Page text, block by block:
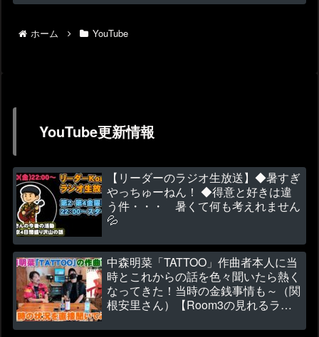
分）
ホーム
YouTube
YouTube更新情報
【リーダーのラジオ生放送】◆暑すぎ
やっちゅーねん！ ◆得意と好きは違
う件・・・ 暑くて何も考えれません
💦
中森明菜「TATTOO」作曲者本人に当
時とこれからの話を色々聞いたら熱く
なってきた！当時の金銭事情も～（関
根安里さん）【Room3の見れるラジ